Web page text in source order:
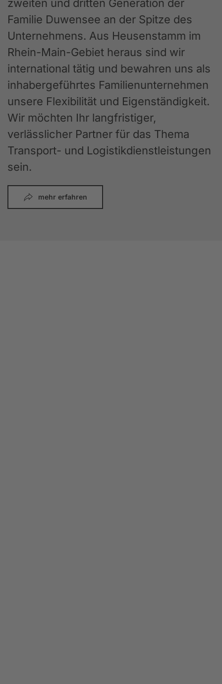
zweiten und dritten Generation der
Familie Duwensee an der Spitze des
Unternehmens. Aus Heusenstamm im
Rhein-Main-Gebiet heraus sind wir
international tätig und bewahren uns als
inhabergeführtes Familienunternehmen
unsere Flexibilität und Eigenständigkeit.
Wir möchten Ihr langfristiger,
verlässlicher Partner für das Thema
Transport- und Logistikdienstleistungen
sein.
mehr erfahren